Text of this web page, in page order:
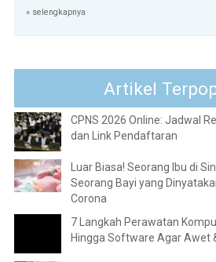
» selengkapnya
Artikel
CPNS 2026 Online: Jadwal
dan Link Pendaftaran
Luar Biasa! Seorang Ibu di
Seorang Bayi yang
Corona
7 Langkah Perawatan
Hingga Software Agar Awet